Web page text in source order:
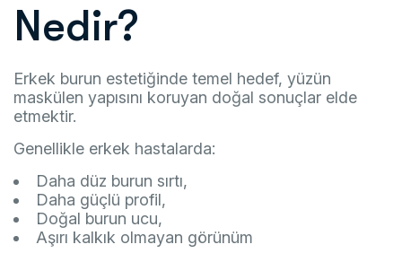
Nedir?
Erkek burun estetiğinde temel hedef, yüzün
maskülen yapısını koruyan doğal sonuçlar elde
etmektir.
Genellikle erkek hastalarda:
Daha düz burun sırtı,
Daha güçlü profil,
Doğal burun ucu,
Aşırı kalkık olmayan görünüm